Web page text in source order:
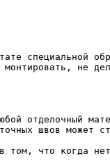
специальной
не
отделочный
швов может
что когда